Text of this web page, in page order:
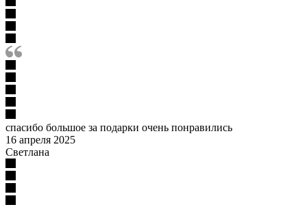
спасибо большое за подарки очень понравились
16 апреля 2025
Светлана